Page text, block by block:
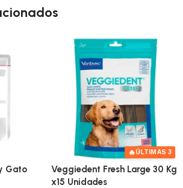
Gato
🔥ÚLTIMAS 3
Veggiedent Fresh Large 30 Kg
x15 Unidades